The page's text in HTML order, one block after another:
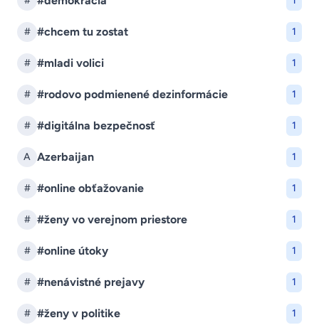
# #chcem tu zostat 1
# #mladi volici 1
# #rodovo podmienené dezinformácie 1
# #digitálna bezpečnosť 1
A Azerbaijan 1
# #online obťažovanie 1
# #ženy vo verejnom priestore 1
# #online útoky 1
# #nenávistné prejavy 1
# #ženy v politike 1